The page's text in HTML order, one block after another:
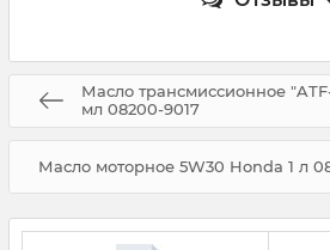
Масло трансмиссионное
мл 08200-9017
Масло моторное 5W30 Honda 1 л